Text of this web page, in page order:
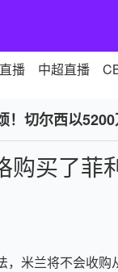
播 中超直播
！切尔西以
购买了菲
，米兰将不会收购